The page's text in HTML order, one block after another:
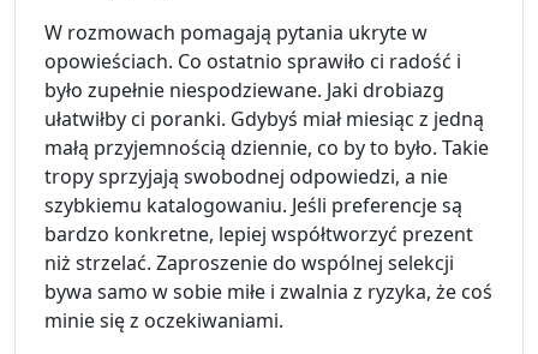
W rozmowach pomagają pytania ukryte w
opowieściach. Co ostatnio sprawiło ci radość i
było zupełnie niespodziewane. Jaki drobiazg
ułatwiłby ci poranki. Gdybyś miał miesiąc z jedną
małą przyjemnością dziennie, co by to było. Takie
tropy sprzyjają swobodnej odpowiedzi, a nie
szybkiemu katalogowaniu. Jeśli preferencje są
bardzo konkretne, lepiej współtworzyć prezent
niż strzelać. Zaproszenie do wspólnej selekcji
bywa samo w sobie miłe i zwalnia z ryzyka, że coś
minie się z oczekiwaniami.